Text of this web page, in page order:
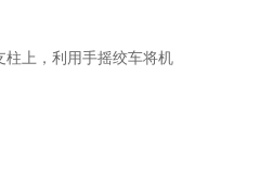
上，利用手摇绞车将机